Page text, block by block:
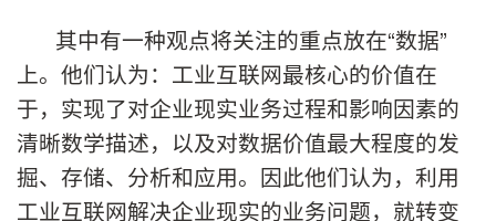
其中有一种观点将关注的重点放在“数据”
上。他们认为：工业互联网最核心的价值在
于，实现了对企业现实业务过程和影响因素的
清晰数学描述，以及对数据价值最大程度的发
掘、存储、分析和应用。因此他们认为，利用
工业互联网解决企业现实的业务问题，就转变